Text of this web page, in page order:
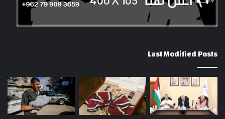
Last Modified Posts